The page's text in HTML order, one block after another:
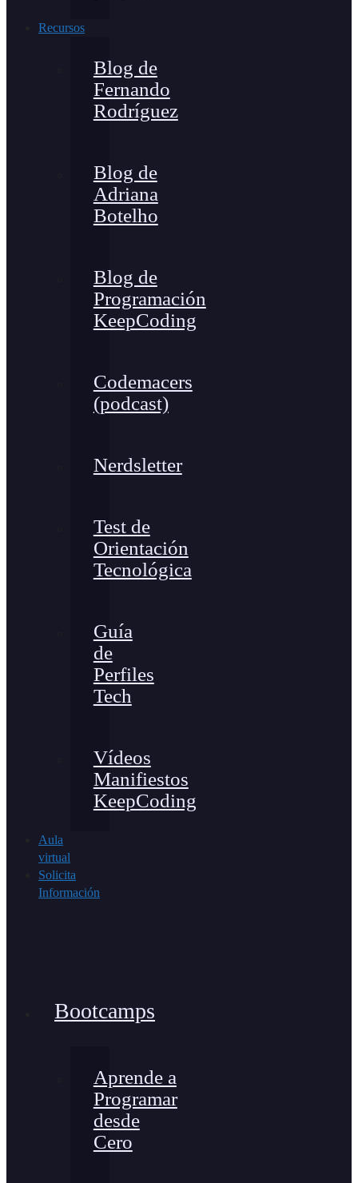
Recursos
Blog de
Fernando
Rodríguez
Blog de
Adriana
Botelho
Blog de
Programación
KeepCoding
Codemacers
(podcast)
Nerdsletter
Test de
Orientación
Tecnológica
Guía
de
Perfiles
Tech
Vídeos
Manifiestos
KeepCoding
Aula
virtual
Solicita
Información
Bootcamps
Aprende a
Programar
desde
Cero